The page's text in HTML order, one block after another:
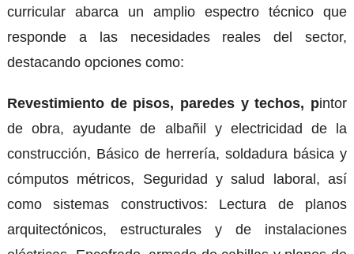
curricular abarca un amplio espectro técnico que
responde a las necesidades reales del sector,
destacando opciones como:
Revestimiento de pisos, paredes y techos, pintor
de obra, ayudante de albañil y electricidad de la
construcción, Básico de herrería, soldadura básica y
cómputos métricos, Seguridad y salud laboral, así
como sistemas constructivos: Lectura de planos
arquitectónicos, estructurales y de instalaciones